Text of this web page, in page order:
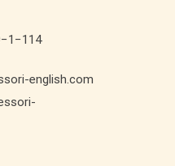
english.com